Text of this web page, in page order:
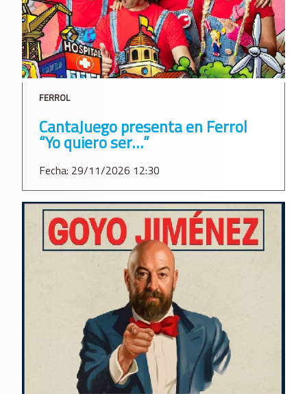
FERROL
CantaJuego presenta en Ferrol
“Yo quiero ser…”
Fecha: 29/11/2026 12:30